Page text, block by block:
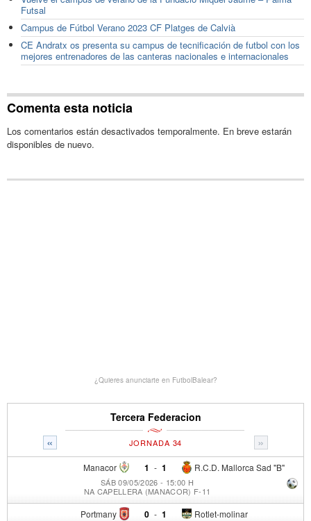
Futsal
Campus de Fútbol Verano 2023 CF Platges de Calvià
CE Andratx os presenta su campus de tecnificación de futbol con los
mejores entrenadores de las canteras nacionales e internacionales
Comenta esta noticia
Los comentarios están desactivados temporalmente. En breve estarán
disponibles de nuevo.
¿Quieres anunciarte en FutbolBalear?
Tercera Federacion
« »
JORNADA 34
Manacor 1 - R.C.D. Mallorca Sad "B"
1
SÁB 09/05/2026 - 15:00 H
NA CAPELLERA (MANACOR) F-11
Portmany 0 - Rotlet-molinar
1